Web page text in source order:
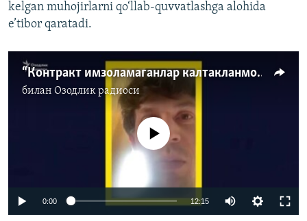
kelgan muhojirlarni qo‘llab-quvvatlashga alohida
e’tibor qaratadi.
“Контракт имзоламаганлар калтакланмоқда!” Россия ўзбекистонликларни урушга мобилизация қилмоқда
билан Озодлик радиоси
Айни дамда медиа-манба мавжуд эмас
0:00 12:15